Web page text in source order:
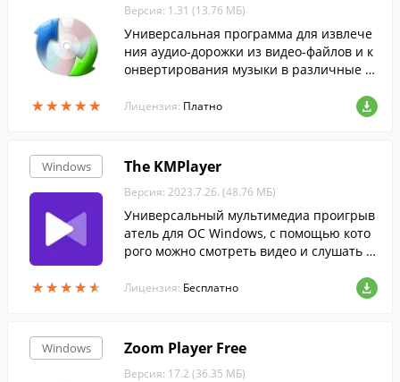
★★★★★
★★★★★
Версия: 1.31 (13.76 МБ)
Универсальная программа для извлече
ния аудио-дорожки из видео-файлов и к
онвертирования музыки в различные ф
Лицензия: Платно
Windows
★★★★★
★★★★★
The KMPlayer
Версия: 2023.7.26. (48.76 МБ)
Универсальный мультимедиа проигрыв
атель для ОС Windows, с помощью кото
рого можно смотреть видео и слушать м
Лицензия: Бесплатно
Windows Zoom Player Free
Версия: 17.2 (36.35 МБ)